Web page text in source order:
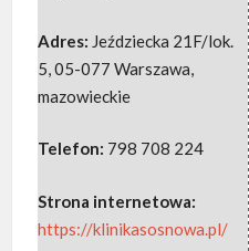
Adres: Jeździecka 21F/lok.
5,05-077 Warszawa,
mazowieckie
Telefon: 798 708 224
Strona internetowa:
https://klinikasosnowa.pl/